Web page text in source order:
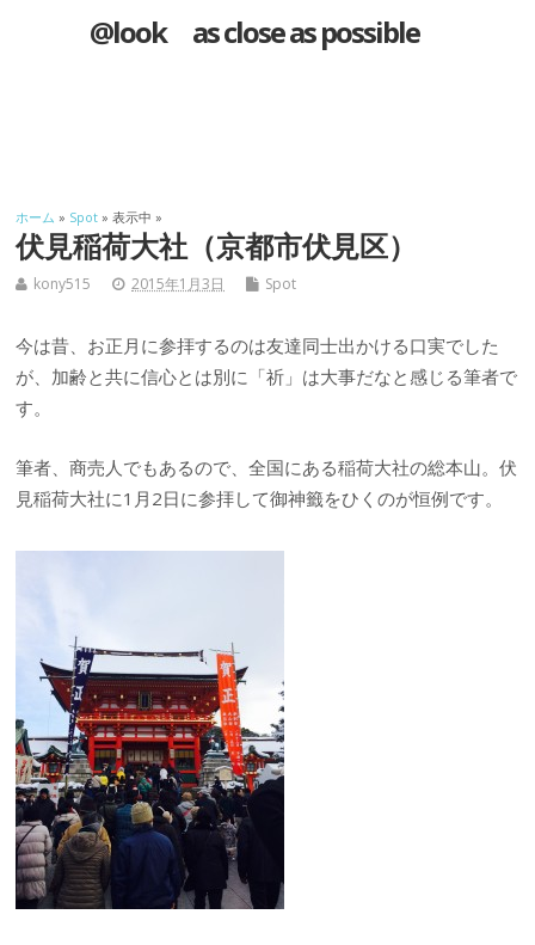
@look as close as possible
ホーム » Spot » 表示中 »
伏見稲荷大社（京都市伏見区）
kony515 2015年1月3日 Spot
今は昔、お正月に参拝するのは友達同士出かける口実でした
が、加齢と共に信心とは別に「祈」は大事だなと感じる筆者で
す。
筆者、商売人でもあるので、全国にある稲荷大社の総本山。伏
見稲荷大社に1月2日に参拝して御神籤をひくのが恒例です。